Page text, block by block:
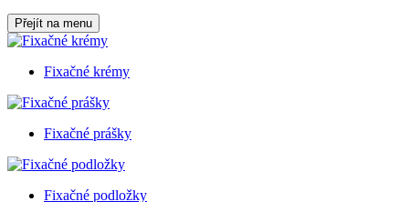
Přejít na menu
Fixačné krémy
Fixačné prášky
Fixačné podložky